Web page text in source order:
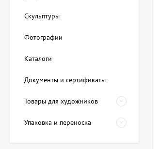
Скульптуры
Фотографии
Каталоги
Документы и сертификаты
Товары для художников
Упаковка и переноска